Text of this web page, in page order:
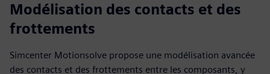
Modélisation des contacts et des
frottements
Simcenter Motionsolve propose une modélisation avancée
des contacts et des frottements entre les composants, y